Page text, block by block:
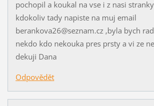
pochopil a koukal na vse i z nasi
kdokoliv tady napiste na muj email
berankova26@seznam.cz ,byla bych
nekdo kdo nekouka pres prsty a vi ze
dekuji Dana
Odpovědět